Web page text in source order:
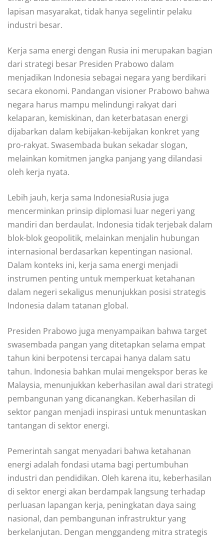
lapisan masyarakat, tidak hanya segelintir pelaku
industri besar.
Kerja sama energi dengan Rusia ini merupakan bagian
dari strategi besar Presiden Prabowo dalam
menjadikan Indonesia sebagai negara yang berdikari
secara ekonomi. Pandangan visioner Prabowo bahwa
negara harus mampu melindungi rakyat dari
kelaparan, kemiskinan, dan keterbatasan energi
dijabarkan dalam kebijakan-kebijakan konkret yang
pro-rakyat. Swasembada bukan sekadar slogan,
melainkan komitmen jangka panjang yang dilandasi
oleh kerja nyata.
Lebih jauh, kerja sama IndonesiaRusia juga
mencerminkan prinsip diplomasi luar negeri yang
mandiri dan berdaulat. Indonesia tidak terjebak dalam
blok-blok geopolitik, melainkan menjalin hubungan
internasional berdasarkan kepentingan nasional.
Dalam konteks ini, kerja sama energi menjadi
instrumen penting untuk memperkuat ketahanan
dalam negeri sekaligus menunjukkan posisi strategis
Indonesia dalam tatanan global.
Presiden Prabowo juga menyampaikan bahwa target
swasembada pangan yang ditetapkan selama empat
tahun kini berpotensi tercapai hanya dalam satu
tahun. Indonesia bahkan mulai mengekspor beras ke
Malaysia, menunjukkan keberhasilan awal dari strategi
pembangunan yang dicanangkan. Keberhasilan di
sektor pangan menjadi inspirasi untuk menuntaskan
tantangan di sektor energi.
Pemerintah sangat menyadari bahwa ketahanan
energi adalah fondasi utama bagi pertumbuhan
industri dan pendidikan. Oleh karena itu, keberhasilan
di sektor energi akan berdampak langsung terhadap
perluasan lapangan kerja, peningkatan daya saing
nasional, dan pembangunan infrastruktur yang
berkelanjutan. Dengan menggandeng mitra strategis